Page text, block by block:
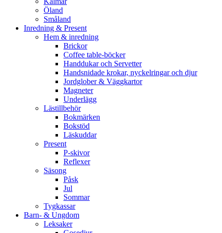
Öland
Småland
Inredning & Present
Hem & inredning
Brickor
Coffee table-böcker
Handdukar och Servetter
Handsnidade krokar, nyckelringar och djur
Jordglober & Väggkartor
Magneter
Underlägg
Lästillbehör
Bokmärken
Bokstöd
Läskuddar
Present
P-skivor
Reflexer
Säsong
Påsk
Jul
Sommar
Tygkassar
Barn- & Ungdom
Leksaker